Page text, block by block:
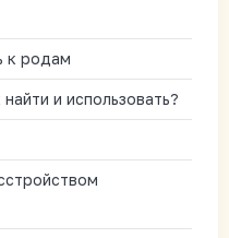
к родам
и использовать?